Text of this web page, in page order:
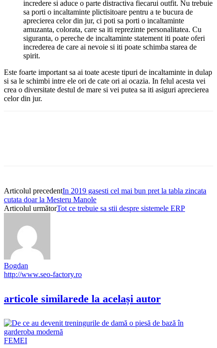
incredere si aduce o parte distractiva fiecarui outfit. Nu trebuie
sa porti o incaltaminte plictisitoare pentru a te bucura de
aprecierea celor din jur, ci poti sa porti o incaltaminte
amuzanta, colorata, care sa iti reprezinte personalitatea. Cu
siguranta, o pereche de incaltaminte statement iti poate oferi
increderea de care ai nevoie si iti poate schimba starea de
spirit.
Este foarte important sa ai toate aceste tipuri de incaltaminte in dulap
si sa le schimbi intre ele ori de cate ori ai ocazia. In felul acesta vei
crea o diversitate destul de mare si vei putea sa iti asiguri aprecierea
celor din jur.
Articolul precedentIn 2019 gasesti cel mai bun pret la tabla zincata
cutata doar la Mesteru Manole
Articolul următorTot ce trebuie sa stii despre sistemele ERP
Bogdan
http://www.seo-factory.ro
articole similarede la același autor
FEMEI